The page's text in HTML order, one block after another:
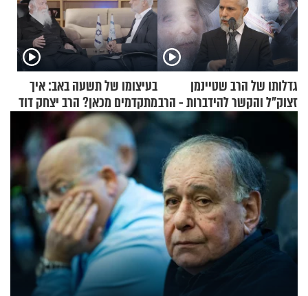
גדלותו של הרב שטיינמן
זצוק"ל והקשר להידברות - הרב
זמיר כהן
בעיצומו של תשעה באב: איך
מתקדמים מכאן? הרב יצחק דוד
גרוסמן בשיחה מיוחדת